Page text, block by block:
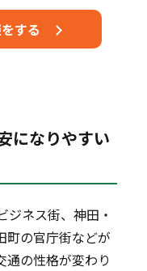
する
になりやすい
ジネス街、神田・
町の官庁街などが
通の性格が変わり